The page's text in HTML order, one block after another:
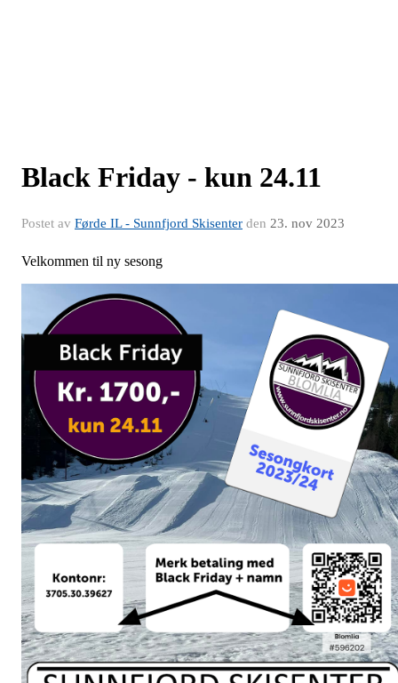
Black Friday - kun 24.11
Postet av Førde IL - Sunnfjord Skisenter den 23. nov 2023
Velkommen til ny sesong